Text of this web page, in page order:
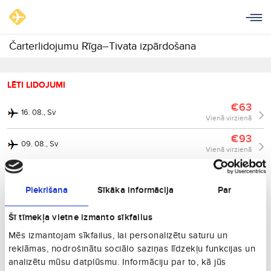
Piekrišana Sīkāka informācija Par
Šī tīmekļa vietne izmanto sīkfailus
Mēs izmantojam sīkfailus, lai personalizētu saturu un
reklāmas, nodrošinātu sociālo saziņas līdzekļu funkcijas un
analizētu mūsu datplūsmu. Informāciju par to, kā jūs
Čarterlidojumu Rīga–Tivata izpārdošana
LĒTI LIDOJUMI
16. 08., Sv €63
Vienā virzienā
09. 08., Sv €93
Vienā virzienā
€153
20. 09., Sv
27. 09., Sv €153
Vienā virzienā